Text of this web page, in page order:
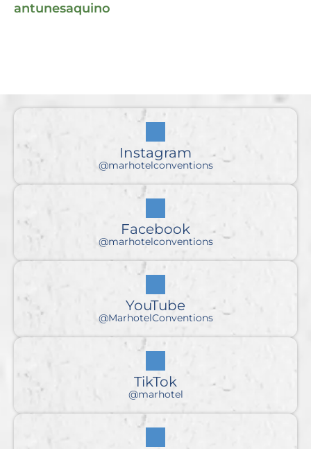
antunesaquino
Instagram
@marhotelconventions
Facebook
@marhotelconventions
YouTube
@MarhotelConventions
TikTok
@marhotel